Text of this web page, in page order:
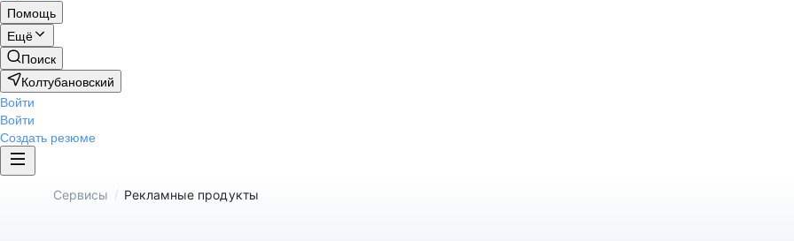
Помощь
Ещё
Поиск
Колтубановский
Войти
Войти
Создать резюме
Сервисы / Рекламные продукты